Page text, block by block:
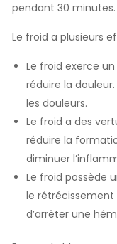
pendant 30 minutes.
Le froid a plusieurs
Le froid exerce
réduire la
les douleurs.
Le froid a des
réduire la
diminuer
Le froid possède
le rétrécissement
d’arrêter une